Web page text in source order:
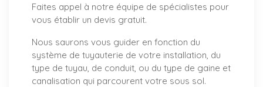
Faites appel à notre équipe de spécialistes pour
vous établir un devis gratuit.
Nous saurons vous guider en fonction du
système de tuyauterie de votre installation, du
type de tuyau, de conduit, ou du type de gaine et
canalisation qui parcourent votre sous sol.